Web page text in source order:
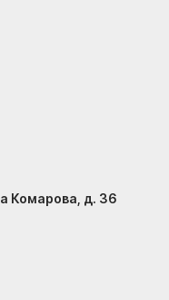
Комарова, д. 36